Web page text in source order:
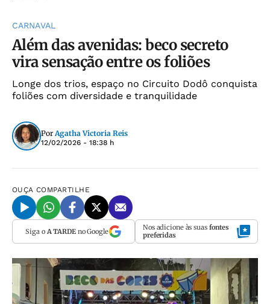
CARNAVAL
Além das avenidas: beco secreto
vira sensação entre os foliões
Longe dos trios, espaço no Circuito Dodô conquista
foliões com diversidade e tranquilidade
Por Agatha Victoria Reis
12/02/2026 - 18:38 h
OUÇA COMPARTILHE
Siga o A TARDEno Google Nos adicione às suas fontes
preferidas